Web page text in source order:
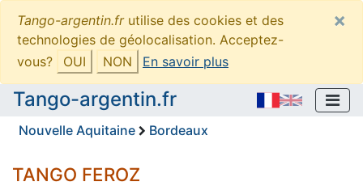
Tango-argentin.frutilise des cookies et des
technologies de géolocalisation. Acceptez-
vous?
OUI NON En savoir plus
×
Tango-argentin.fr
Nouvelle Aquitaine Bordeaux
TANGO FEROZ